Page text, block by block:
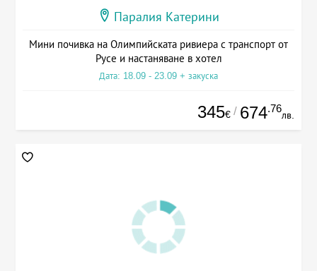
Паралия Катерини
Мини почивка на Олимпийската ривиера с транспорт от
Русе и настаняване в хотел
Дата: 18.09 - 23.09 + закуска
345€ / 674.76
лв.